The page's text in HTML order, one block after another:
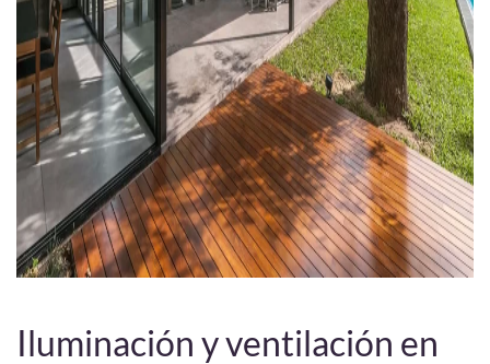
Iluminación y ventilación en